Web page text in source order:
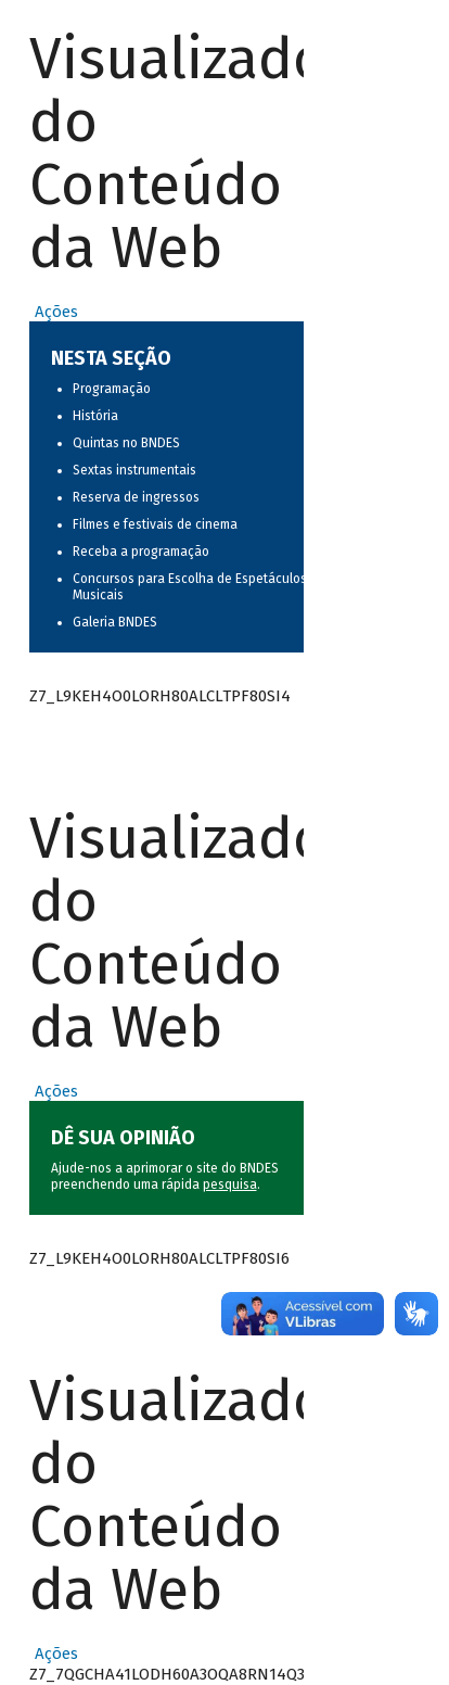
Visualizador
do
Conteúdo
da Web
Ações
NESTA SEÇÃO
Programação
História
Quintas no BNDES
Sextas instrumentais
Reserva de ingressos
Filmes e festivais de cinema
Receba a programação
Concursos para Escolha de Espetáculos
Musicais
Galeria BNDES
Z7_L9KEH4O0LORH80ALCLTPF80SI4
Visualizador
do
Conteúdo
da Web
Ações
DÊ SUA OPINIÃO
Ajude-nos a aprimorar o site do BNDES
preenchendo uma rápida pesquisa.
Z7_L9KEH4O0LORH80ALCLTPF80SI6
Visualizador
do
Conteúdo
da Web
Ações
Z7_7QGCHA41LODH60A3OQA8RN14Q3